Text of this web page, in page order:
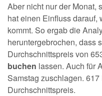
Aber nicht nur der Monat,
hat einen Einfluss
kommt. So ergab die
heruntergebrochen, dass
Durchschnittspreis von
buchen lassen. Auch für
Samstag zuschlagen.
Durchschnittspreis.